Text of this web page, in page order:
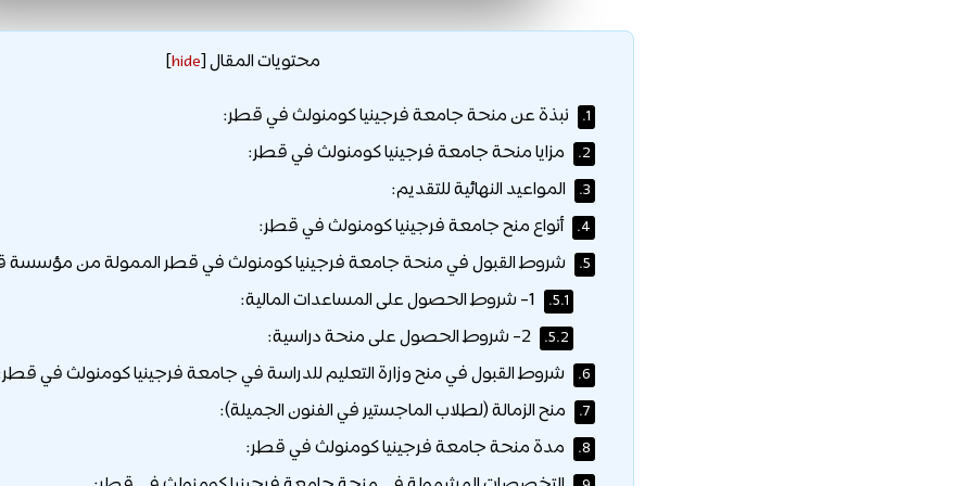
محتويات المقال [
hide
]
1. نبذة عن منحة جامعة فرجينيا كومنولث في قطر:
2. مزايا منحة جامعة فرجينيا كومنولث في قطر:
3. المواعيد النهائية للتقديم:
4. أنواع منح جامعة فرجينيا كومنولث في قطر:
5. شروط القبول في منحة جامعة فرجينيا كومنولث في قطر الممولة من
5.1.
5.2.
6. شروط القبول في منح وزارة التعليم للدراسة في جامعة فرجينيا كومنولث في
7. منح الزمالة (لطلاب الماجستير في الفنون الجميلة):
8. مدة منحة جامعة فرجينيا كومنولث في قطر: